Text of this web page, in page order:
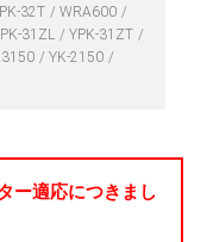
32T
WRA600
31ZL
YPK-31ZT
YK-2150
ー適応につきまし